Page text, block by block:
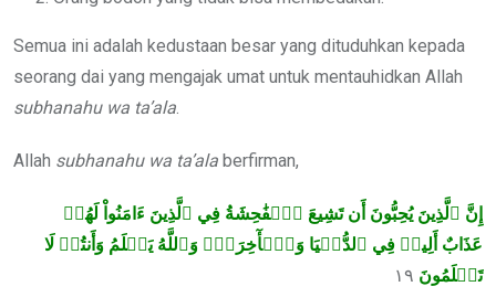
Semua ini adalah kedustaan besar yang dituduhkan kepada
seorang dai yang mengajak umat untuk mentauhidkan Allah
subhanahu wa ta’ala
Allah subhanahu wa ta’ala berfirman,
إِنَّ ٱلَّذِينَ يُحِبُّونَ أَن تَشِيعَ ٱلۡفَٰحِشَةُ فِي ٱلَّذِينَ ءَامَنُواْ لَهُمۡ
عَذَابٌ أَلِيمٞ فِي ٱلدُّنۡيَا وَٱلۡأٓخِرَةِۚ وَٱللَّهُ يَعۡلَمُ وَأَنتُمۡ لَا
تَعۡلَمُونَ